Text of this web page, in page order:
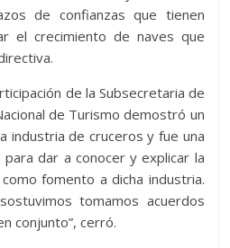
de confianzas que tienen
el crecimiento de naves que
de la Subsecretaria de
de Turismo demostró un
industria de cruceros y fue una
dar a conocer y explicar la
fomento a dicha industria.
tomamos acuerdos
conjunto”, cerró.